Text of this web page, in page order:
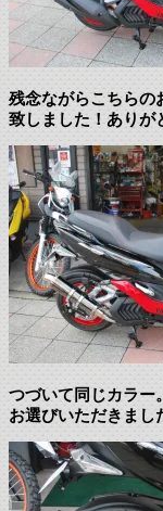
残念ながらこちらの
致しました！ありが
つづいて同じカラ
お選びいただきまし